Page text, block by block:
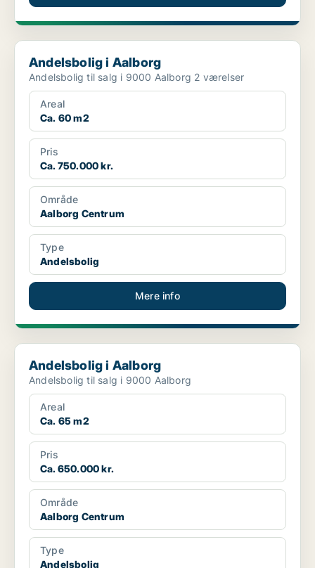
Andelsbolig i Aalborg
Andelsbolig i Aalborg
Andelsbolig til salg i 9000 Aalborg 2 værelser
Areal
Ca. 60 m2
Pris
Ca. 750.000 kr.
Område
Aalborg Centrum
Type
Andelsbolig
Mere info
Andelsbolig i Aalborg
Andelsbolig i Aalborg
Andelsbolig til salg i 9000 Aalborg
Areal
Ca. 65 m2
Pris
Ca. 650.000 kr.
Område
Aalborg Centrum
Type
Andelsbolig